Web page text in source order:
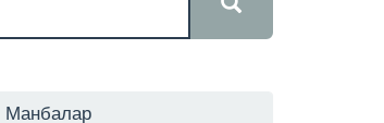
Манбалар